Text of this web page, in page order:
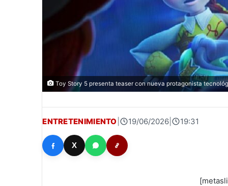
Toy Story 5 presenta teaser con nueva protagonista
ENTRETENIMIENTO 19/06/2026| 19:31
X